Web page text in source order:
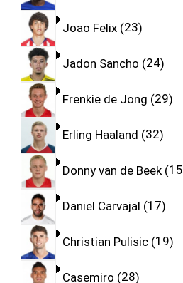
Joao Felix 23
Jadon Sancho 24
Frenkie de Jong 29
Erling Haaland 32
Donny van de Beek 15
Daniel Carvajal 17
Christian Pulisic 19
Casemiro 28